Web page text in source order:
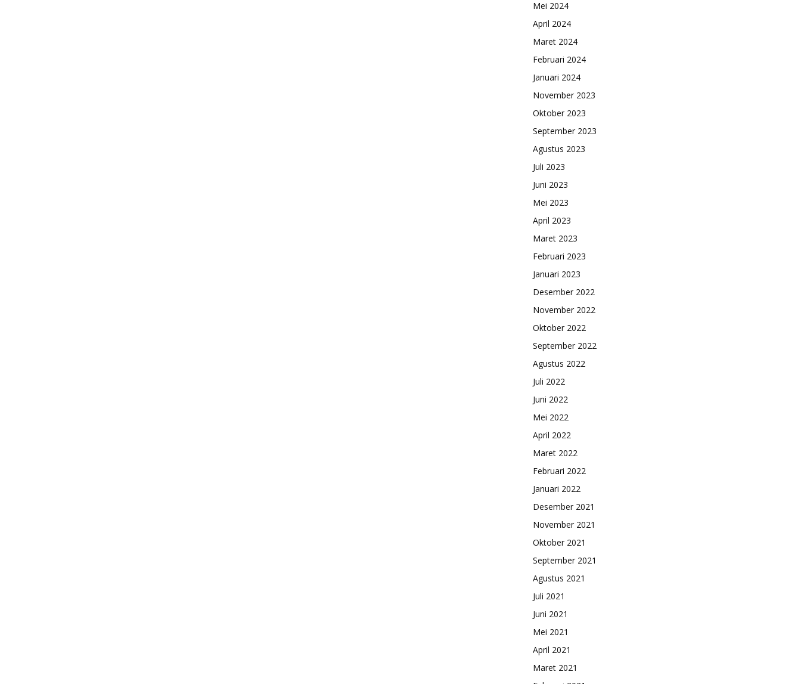
Mei 2024
April 2024
Maret 2024
Februari 2024
Januari 2024
November 2023
Oktober 2023
September 2023
Agustus 2023
Juli 2023
Juni 2023
Mei 2023
April 2023
Maret 2023
Februari 2023
Januari 2023
Desember 2022
November 2022
Oktober 2022
September 2022
Agustus 2022
Juli 2022
Juni 2022
Mei 2022
April 2022
Maret 2022
Februari 2022
Januari 2022
Desember 2021
November 2021
Oktober 2021
September 2021
Agustus 2021
Juli 2021
Juni 2021
Mei 2021
April 2021
Maret 2021